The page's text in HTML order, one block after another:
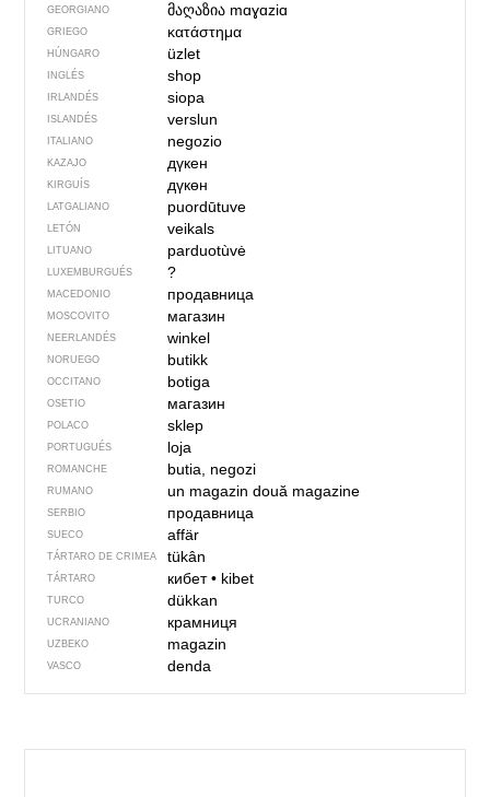
GEORGIANO მაღაზია mɑɣɑziɑ
GRIEGO κατάστημα
HÚNGARO üzlet
INGLÉS shop
IRLANDÉS siopa
ISLANDÉS verslun
ITALIANO negozio
KAZAJO дүкен
KIRGUÍS дүкөн
LATGALIANO puordūtuve
LETÓN veikals
LITUANO parduotùvė
LUXEMBURGUÉS ?
MACEDONIO продавница
MOSCOVITO магазин
NEERLANDÉS winkel
NORUEGO butikk
OCCITANO botiga
OSETIO магазин
POLACO sklep
PORTUGUÉS loja
ROMANCHE butia, negozi
RUMANO un magazindouă magazine
SERBIO продавница
SUECO affär
TÁRTARO DE CRIMEA tükân
TÁRTARO кибет• kibet
TURCO dükkan
UCRANIANO крамниця
UZBEKO magazin
VASCO denda